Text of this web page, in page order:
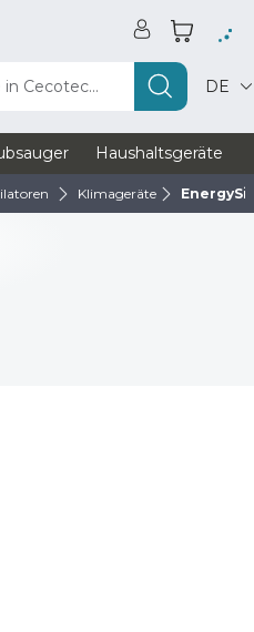
in Cecotec... DE
Haushaltsgeräte
Klimageräte